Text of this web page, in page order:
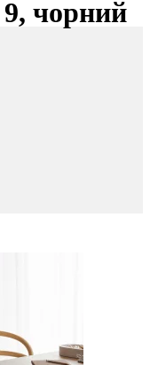
чорний